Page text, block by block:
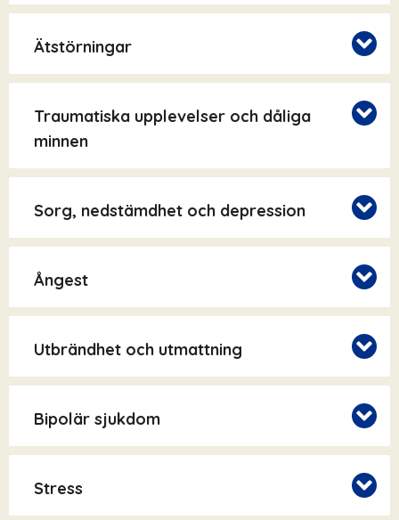
Ätstörningar
Traumatiska upplevelser och dåliga
minnen
Sorg, nedstämdhet och depression
Ångest
Utbrändhet och utmattning
Bipolär sjukdom
Stress